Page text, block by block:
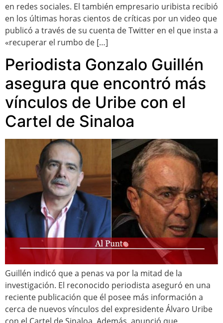
en redes sociales. El también empresario uribista recibió
en los últimas horas cientos de críticas por un video que
publicó a través de su cuenta de Twitter en el que insta a
«recuperar el rumbo de […]
Periodista Gonzalo Guillén
asegura que encontró más
vínculos de Uribe con el
Cartel de Sinaloa
Guillén indicó que a penas va por la mitad de la
investigación. El reconocido periodista aseguró en una
reciente publicación que él posee más información a
cerca de nuevos vínculos del expresidente Álvaro Uribe